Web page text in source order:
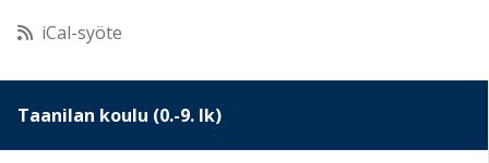
14:00
15:00
iCal-syöte
Taanilan koulu (0.-9. lk)